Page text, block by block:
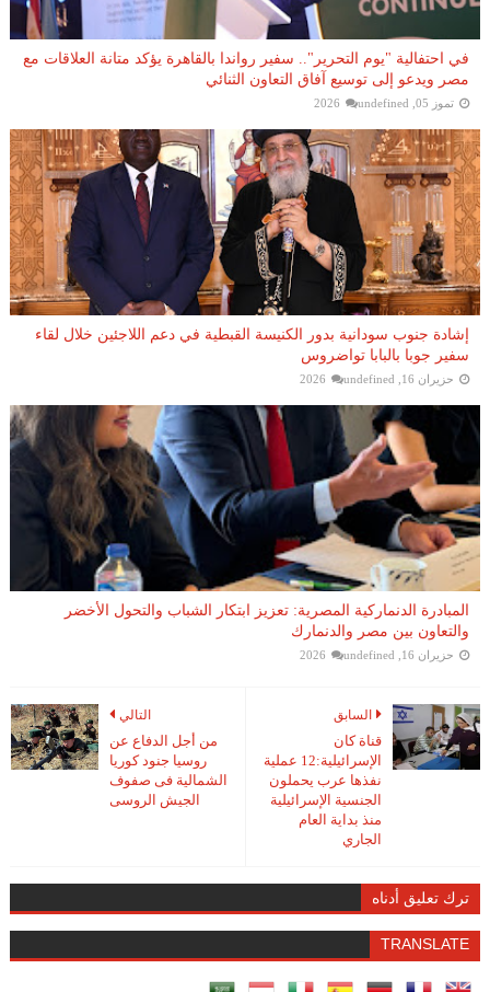
في احتفالية "يوم التحرير".. سفير رواندا بالقاهرة يؤكد متانة العلاقات مع
مصر ويدعو إلى توسيع آفاق التعاون الثنائي
تموز 05, 2026 undefined
إشادة جنوب سودانية بدور الكنيسة القبطية في دعم اللاجئين خلال لقاء
سفير جوبا بالبابا تواضروس
حزيران 16, 2026 undefined
المبادرة الدنماركية المصرية: تعزيز ابتكار الشباب والتحول الأخضر
والتعاون بين مصر والدنمارك
حزيران 16, 2026 undefined
التالي
من أجل الدفاع عن
روسيا جنود كوريا
الشمالية فى صفوف
الجيش الروسى
السابق
قناة كان
الإسرائيلية:12 عملية
نفذها عرب يحملون
الجنسية الإسرائيلية
منذ بداية العام
الجاري
ترك تعليق أدناه
TRANSLATE